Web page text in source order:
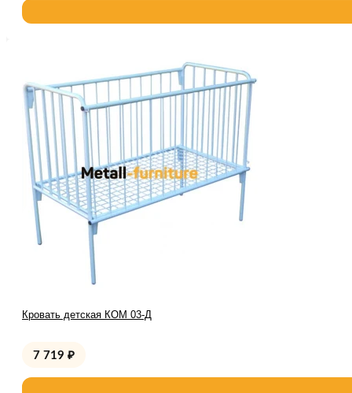
Кровать детская КОМ 03-Д
7 719 ₽